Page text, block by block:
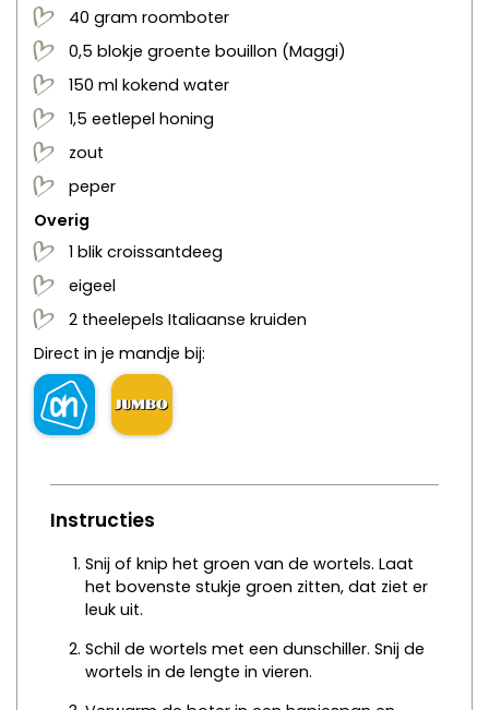
40 gram roomboter
0,5 blokje groente bouillon (Maggi)
150 ml kokend water
1,5 eetlepel honing
zout
peper
Overig
1 blik croissantdeeg
eigeel
2 theelepels Italiaanse kruiden
Direct in je mandje bij:
Instructies
Snij of knip het groen van de wortels. Laat
het bovenste stukje groen zitten, dat ziet er
leuk uit.
Schil de wortels met een dunschiller. Snij de
wortels in de lengte in vieren.